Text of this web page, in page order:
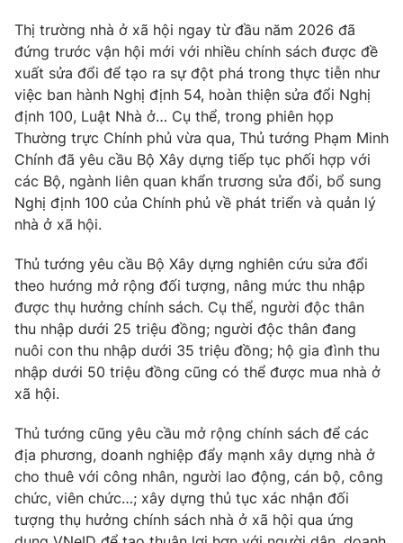
Thị trường
Tư vấn
Chuyên mục khác
Emagazine Podcast
Photo Infographic
Video
VTV Money VTV Thể thao
VTV Sức khoẻ Bất động sản
Thị trường 24h Tấm lòng Việt
VTV4 Vươn mình bằng AI
VTV9 VTV8
Liên hệ tòa soạn English
Thị trường nhà ở xã hội ngay từ đầu năm 2026 đã
đứng trước vận hội mới với nhiều chính sách được đề
xuất sửa đổi để tạo ra sự đột phá trong thực tiễn như
việc ban hành Nghị định 54, hoàn thiện sửa đổi Nghị
định 100, Luật Nhà ở… Cụ thể, trong phiên họp
Thường trực Chính phủ vừa qua, Thủ tướng Phạm Minh
Chính đã yêu cầu Bộ Xây dựng tiếp tục phối hợp với
các Bộ, ngành liên quan khẩn trương sửa đổi, bổ sung
Nghị định 100 của Chính phủ về phát triển và quản lý
nhà ở xã hội.
Thủ tướng yêu cầu Bộ Xây dựng nghiên cứu sửa đổi
theo hướng mở rộng đối tượng, nâng mức thu nhập
được thụ hưởng chính sách. Cụ thể, người độc thân
thu nhập dưới 25 triệu đồng; người độc thân đang
nuôi con thu nhập dưới 35 triệu đồng; hộ gia đình thu
nhập dưới 50 triệu đồng cũng có thể được mua nhà ở
xã hội.
Thủ tướng cũng yêu cầu mở rộng chính sách để các
địa phương, doanh nghiệp đẩy mạnh xây dựng nhà ở
cho thuê với công nhân, người lao động, cán bộ, công
chức, viên chức…; xây dựng thủ tục xác nhận đối
tượng thụ hưởng chính sách nhà ở xã hội qua ứng